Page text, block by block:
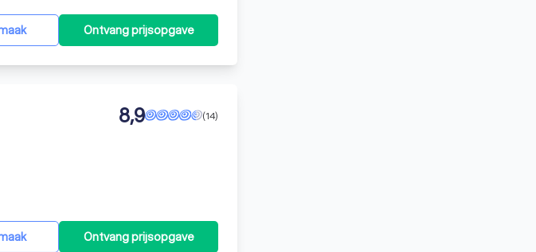
Ontvang prijsopgave
(14)
8,9
Ontvang prijsopgave